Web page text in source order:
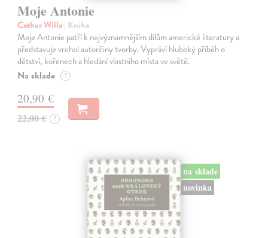
Moje Antonie
Cather Willa| Kniha
Moje Antonie patří k nejvýznamnějším dílům americké literatury a
představuje vrchol autorčiny tvorby. Vypráví hluboký příběh o
dětství, kořenech a hledání vlastního místa ve světě.
Na sklade ?
20,90 €
22,00 € ?
na sklade
novinka